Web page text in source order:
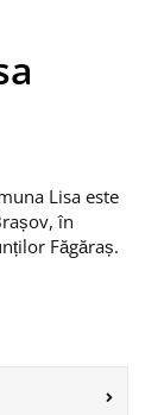
Lisa este
în
Făgăraș.